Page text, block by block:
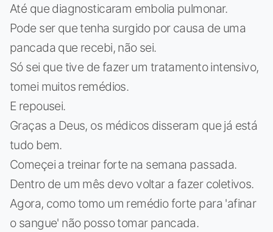
Até que diagnosticaram embolia pulmonar.
Pode ser que tenha surgido por causa de uma
pancada que recebi, não sei.
Só sei que tive de fazer um tratamento intensivo,
tomei muitos remédios.
E repousei.
Graças a Deus, os médicos disseram que já está
tudo bem.
Começei a treinar forte na semana passada.
Dentro de um mês devo voltar a fazer coletivos.
Agora, como tomo um remédio forte para 'afinar
o sangue' não posso tomar pancada.